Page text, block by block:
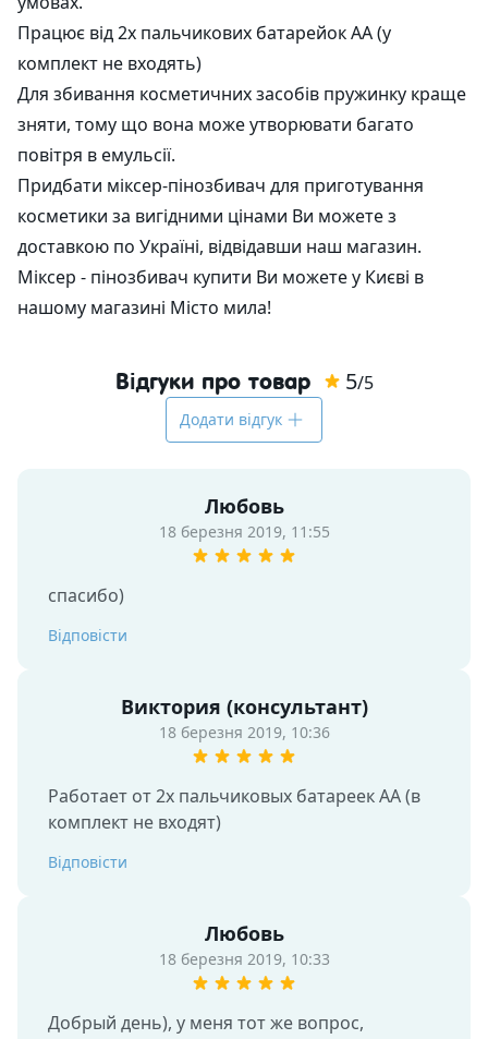
Для губ
Антиполюшн - захист у місті
Після гоління
Со-Емульгатори
Гелеутворювачі
Екстракти
Рідкі екстракти (ВСГ)
Масляні екстракти
СО2 екстракти
Кислоти
Пілінги
Регулятори кислотності
Силікони та емоленти
УФ-фільтри
Для засмаги
Дезодоранти
Інші компоненти
Форми пластикові для шоколаду
Кошики зі шпону
Наповнювач
Бірки
Вакуумні флакони
Туби для косметики
Алюмінієва тара
Різна тара
Тара для декоративної косметики
Ангелочки
Новий Рік та зима
Ведмеді
Тачки
Великдень
Водорозчинний папір
Альгінатні маски
Працює від 2х пальчикових батарейок АА (у
комплект не входять)
Для збивання косметичних засобів пружинку краще
зняти, тому що вона може утворювати багато
повітря в емульсії.
Придбати міксер-пінозбивач для приготування
косметики за вигідними цінами Ви можете з
доставкою по Україні, відвідавши наш магазин.
Міксер - пінозбивач купити Ви можете у Києві в
нашому магазині Місто мила!
Відгуки про товар 5/5
Додати відгук
Любовь
18 березня 2019, 11:55
спасибо)
Відповісти
Виктория (консультант)
18 березня 2019, 10:36
Работает от 2х пальчиковых батареек АА (в
комплект не входят)
Відповісти
Любовь
18 березня 2019, 10:33
Добрый день), у меня тот же вопрос,